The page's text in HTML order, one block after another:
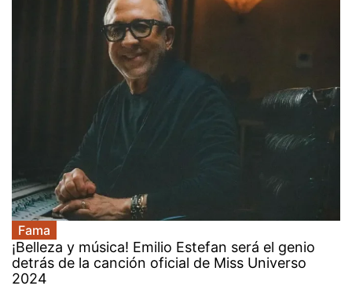
Fama
¡Belleza y música! Emilio Estefan será el genio
detrás de la canción oficial de Miss Universo
2024